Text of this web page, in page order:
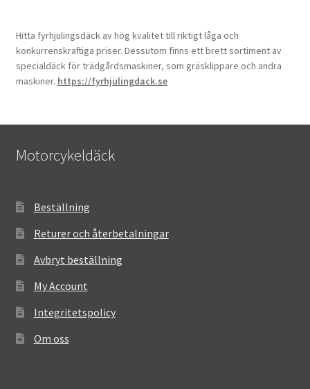
Hitta fyrhjulingsdäck av hög kvalitet till riktigt låga och
konkurrenskraftiga priser. Dessutom finns ett brett sortiment av
specialdäck för trädgårdsmaskiner, som gräsklippare och andra
maskiner. https://fyrhjulingdack.se
Motorcykeldäck
Beställning
Returer och återbetalningar
Avbryt beställning
My Account
Integritetspolicy
Om oss